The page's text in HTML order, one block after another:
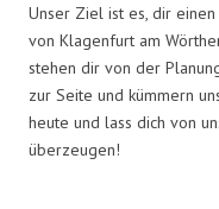
Unser Ziel ist es, dir
von Klagenfurt am
stehen dir von der
zur Seite und kümmern
heute und lass dich von
überzeugen!